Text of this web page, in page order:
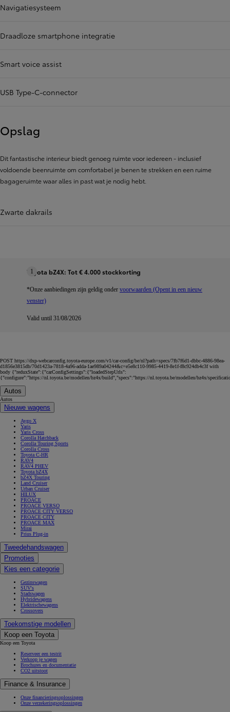
Navigatiesysteem
Draadloze smartphone integratie
Smart voice assist
USB Type-C-connector
Opslag
Dit fantastische interieur biedt genoeg ruimte voor iedereen - inclusief
voldoende beenruimte om comfortabel je benen te strekken en een ruime
bagageruimte waar alles in past wat je nodig hebt.
Zwarte dakrails
1
Toyota bZ4X: Tot € 4.000 stockkorting
*Onze aanbiedingen zijn geldig onder voorwaarden (Opent in een nieuw
venster)
Valid until 31/08/2026
POST https://dxp-webcarconfig.toyota-europe.com/v1/car-config/be/nl?path=specs/7fb7f6d1-dbbc-4886-98ea-
d1856e3815db/70d1423a-7818-4a96-adda-1ae989a04244&c=e5e8c110-9985-4419-8e1f-f8c924db4c3f with
body {"reduxState":{"carConfigSettings":{"loadedStepUrls":
{"configure":"https://nl.toyota.be/modellen/bz4x/build","specs":"https://nl.toyota.be/modellen/bz4x/
Autos
Autos
Nieuwe wagens
Aygo X
Yaris
Yaris Cross
Corolla Hatchback
Corolla Touring Sports
Corolla Cross
Toyota C-HR
RAV4
RAV4 PHEV
Toyota bZ4X
bZ4X Touring
Land Cruiser
Urban Cruiser
HILUX
PROACE
PROACE VERSO
PROACE CITY VERSO
PROACE CITY
PROACE MAX
Mirai
Prius Plug-in
Tweedehandswagen
Promoties
Kies een categorie
Gezinswagen
SUV's
Stadswagen
Hybridewagens
Elektrischewagens
Crossovers
Toekomstige modellen
Koop een Toyota
Koop een Toyota
Reserveer een testrit
Verkoop je wagen
Brochures en documentatie
CO2 uitstoot
Finance & Insurance
Onze financieringsoplossingen
Onze verzekeringsoplossingen